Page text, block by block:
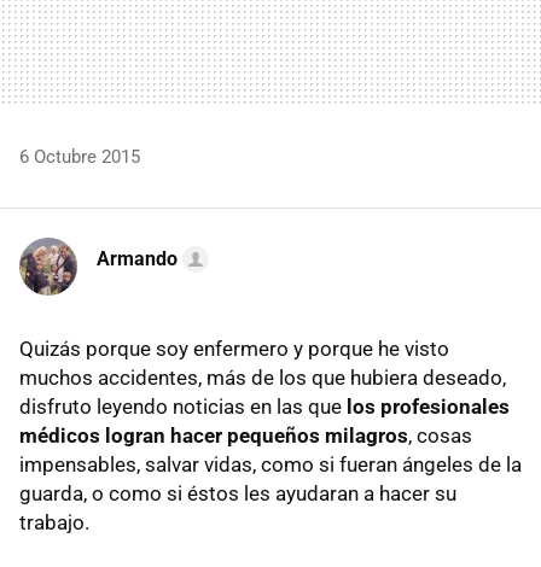
6 Octubre 2015
Armando
Quizás porque soy enfermero y porque he visto
muchos accidentes, más de los que hubiera deseado,
disfruto leyendo noticias en las que los profesionales
médicos logran hacer pequeños milagros, cosas
impensables, salvar vidas, como si fueran ángeles de la
guarda, o como si éstos les ayudaran a hacer su
trabajo.